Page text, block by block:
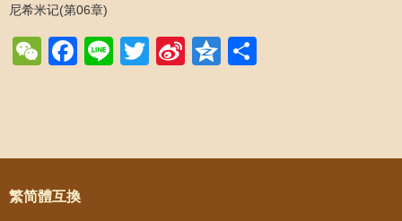
尼希米记(第06章)
WeChat
Facebook
LineTwitter
SinaQzone
Post navigation
繁简體互換